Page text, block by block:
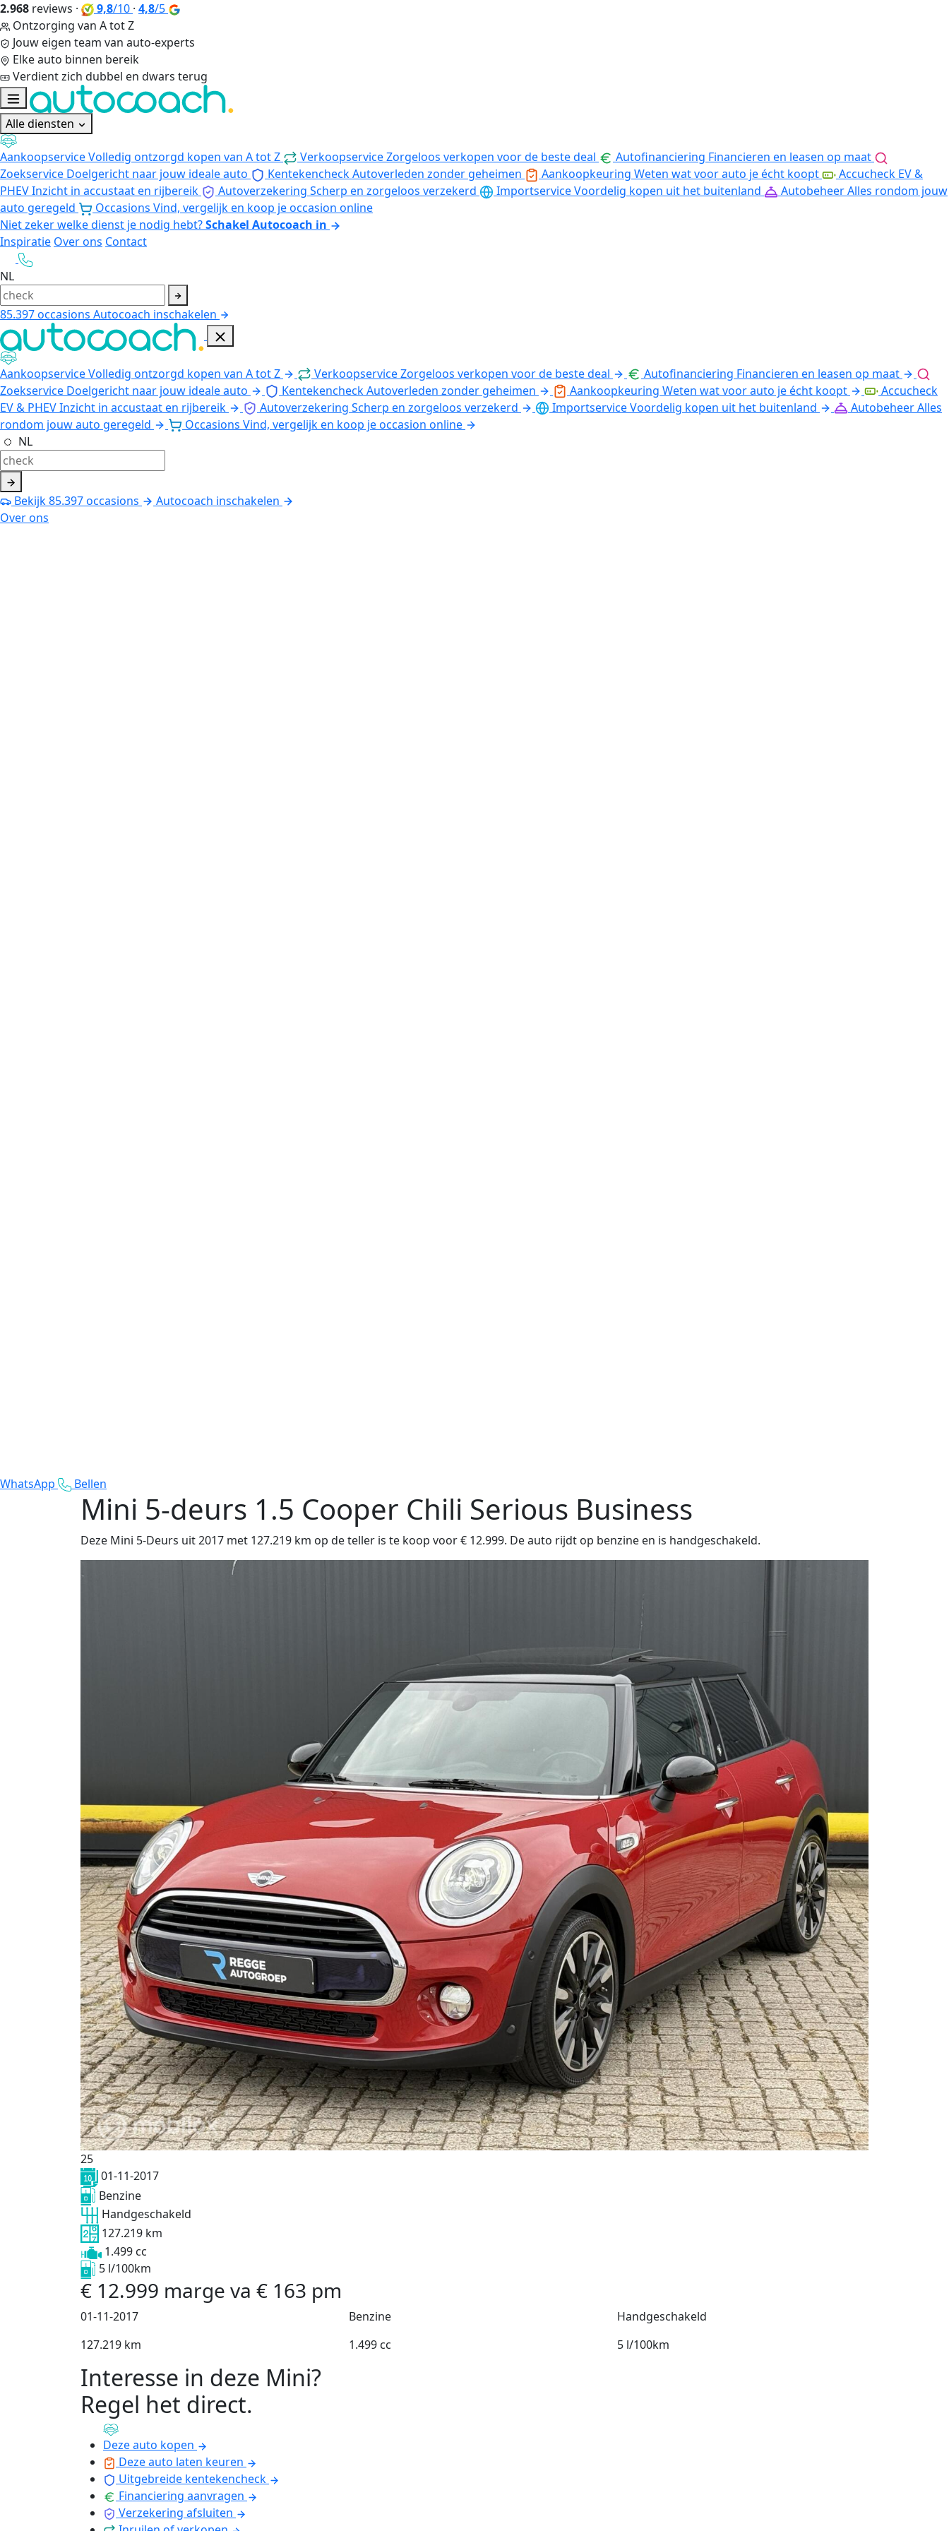
2.968 reviews · 9,8/10 · 4,8/5
Ontzorging van A tot Z
Jouw eigen team van auto-experts
Elke auto binnen bereik
Verdient zich dubbel en dwars terug
Alle diensten
AankoopserviceVolledig ontzorgd kopen van A tot Z VerkoopserviceZorgeloos verkopen voor de beste deal Autofinanciering Financieren en leasen op maat
Zoekservice Doelgericht naar jouw ideale auto KentekencheckAutoverleden zonder geheimen Aankoopkeuring Weten wat voor auto je écht koopt
Accucheck EV &
PHEVInzicht in accustaat en rijbereik Autoverzekering Scherp en zorgeloos verzekerd ImportserviceVoordelig kopen uit het buitenland AutobeheerAlles rondom jouw
auto geregeld
Occasions Vind, vergelijk en koop je occasion online
Niet zeker welke dienst je nodig hebt?Schakel Autocoach in
Inspiratie Over ons Contact
NL
85.397occasions Autocoach inschakelen
AankoopserviceVolledig ontzorgd kopen van A tot Z VerkoopserviceZorgeloos verkopen voor de beste deal Autofinanciering Financieren en leasen op maat
Zoekservice Doelgericht naar jouw ideale auto KentekencheckAutoverleden zonder geheimen Aankoopkeuring Weten wat voor auto je écht koopt
Accucheck
EV & PHEVInzicht in accustaat en rijbereik Autoverzekering Scherp en zorgeloos verzekerd ImportserviceVoordelig kopen uit het buitenland AutobeheerAlles
rondom jouw auto geregeld
Occasions Vind, vergelijk en koop je occasion online
NL
Bekijk85.397occasions
Autocoach inschakelen
Over ons
WhatsApp Bellen
Mini 5-deurs 1.5 Cooper Chili Serious Business
Deze Mini 5-Deurs uit 2017 met 127.219 km op de teller is te koop voor € 12.999. De auto rijdt op benzine en is handgeschakeld.
25
01-11-2017
Benzine
Handgeschakeld
127.219 km
1.499 cc
5 l/100km
€ 12.999 marge va € 163 pm
01-11-2017 Benzine
Handgeschakeld
127.219 km
1.499 cc 5 l/100km
Interesse in deze Mini?
Regel het direct.
Deze auto kopen
Deze auto laten keuren
Uitgebreide kentekencheck
Financiering aanvragen
Verzekering afsluiten